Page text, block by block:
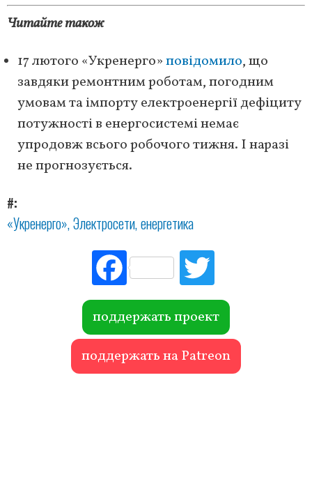
Читайте також
17 лютого «Укренерго»повідомило, що
завдяки ремонтним роботам, погодним
умовам та імпорту електроенергії дефіциту
потужності в енергосистемі немає
упродовж всього робочого тижня. І наразі
не прогнозується.
#
«Укренерго» Электросети енергетика
Fac
ebo
ok r
поддержать проект
поддержать на Patreon